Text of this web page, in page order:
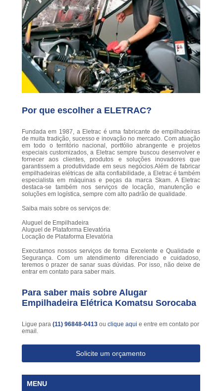
Por que escolher a ELETRAC?
Fundada em 1987, a Eletrac é uma fabricante de empilhadeiras
de muita tradição, sucesso e inovação no mercado. Com atuação
em todo o território nacional, portfólio abrangente e projetos
especiais customizados, a Eletrac sempre buscou desenvolver e
fornecer aos clientes, produtos e soluções inovadores que
garantissem a produtividade em seus negócios.Além de fabricar
empilhadeiras elétricas de alta confiabilidade, a Eletrac é também
especialista em máquinas e peças da marca Skam. A Eletrac
destaca-se também nos serviços de locação, manutenção e
soluções em logística, sempre com alto padrão de qualidade.
Saiba mais sobre os serviços de:
Aluguel de Empilhadeira
Aluguel de Plataforma Elevatória
Locação de Plataforma Elevatória
Executamos nossos serviços de forma Excelente e Qualidade e
Segurança. Com um atendimento diferenciado e cuidadoso,
teremos o prazer de sanar suas dúvidas. Por isso, não deixe de
entrar em contato para saber mais.
Para saber mais sobre Alugar
Empilhadeira Elétrica Komatsu Sorocaba
Ligue para (11) 96848-0413 ou clique aqui e entre em contato por
email.
Solicite um orçamento
MENU